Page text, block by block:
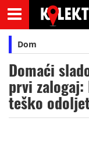
Dom
Domaći
prvi
teško